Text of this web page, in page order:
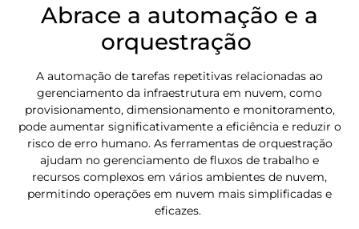
Abrace a automação e a
orquestração
A automação de tarefas repetitivas relacionadas ao
gerenciamento da infraestrutura em nuvem, como
provisionamento, dimensionamento e monitoramento,
pode aumentar significativamente a eficiência e reduzir o
risco de erro humano. As ferramentas de orquestração
ajudam no gerenciamento de fluxos de trabalho e
recursos complexos em vários ambientes de nuvem,
permitindo operações em nuvem mais simplificadas e
eficazes.